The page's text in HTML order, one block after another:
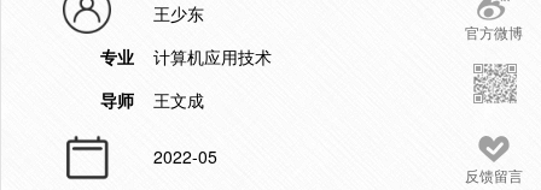
官方微博
反馈留言
王少东
专业
计算机应用技术
导师
王文成
2022-05